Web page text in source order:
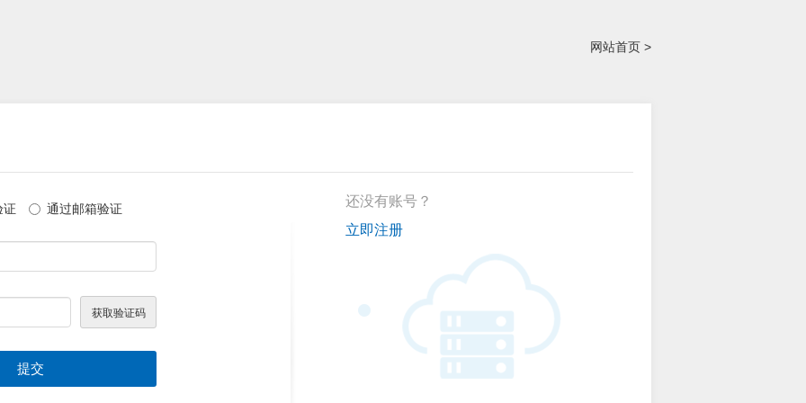
网站首页 >
证 通过邮箱验证
提交
还没有账号？
立即注册